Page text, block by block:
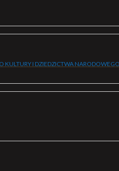
KULTURY I DZIEDZICTWA NARODOWEGO